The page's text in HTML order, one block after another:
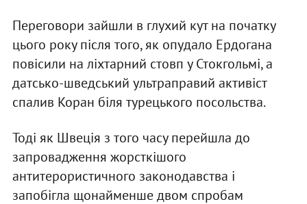
Переговори зайшли в глухий кут на початку
цього року після того, як опудало Ердогана
повісили на ліхтарний стовп у Стокгольмі, а
датсько-шведський ультраправий активіст
спалив Коран біля турецького посольства.
Тоді як Швеція з того часу перейшла до
запровадження жорсткішого
антитерористичного законодавства і
запобігла щонайменше двом спробам